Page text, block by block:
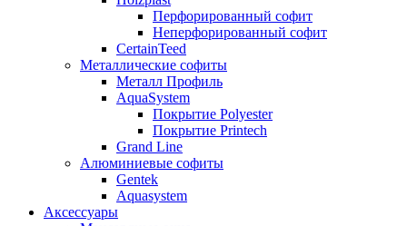
Перфорированный софит
Неперфорированный софит
CertainTeed
Металлические софиты
Металл Профиль
AquaSystem
Покрытие Polyester
Покрытие Printech
Grand Line
Алюминиевые софиты
Gentek
Aquasystem
Аксессуары